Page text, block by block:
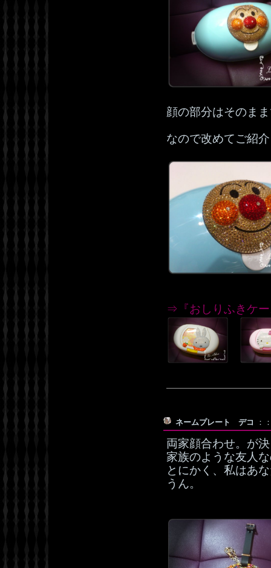
顔の部分はそのま
なので改めてご紹
⇒『おしりふきケ
ネームプレート デコ ：
両家顔合わせ。が
家族のような友人
とにかく、私はあ
うん。